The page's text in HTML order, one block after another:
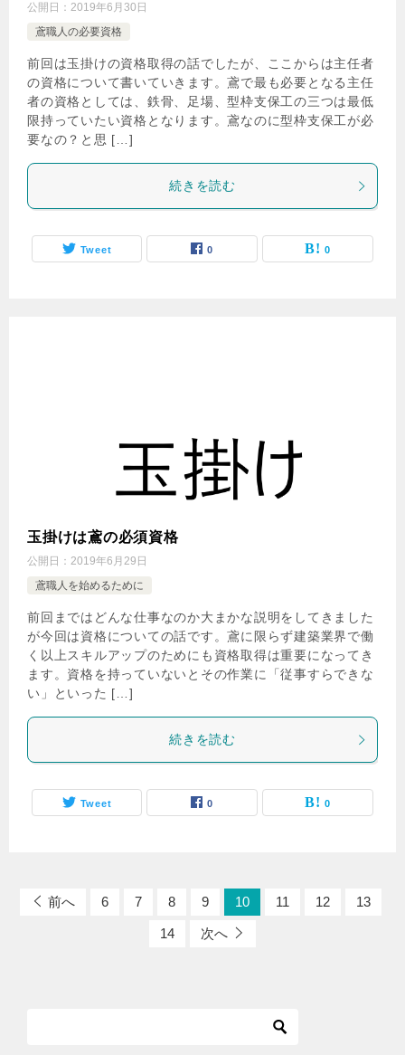
公開日： 2019年6月30日
鳶職人の必要資格
前回は玉掛けの資格取得の話でしたが、ここからは主任者
の資格について書いていきます。鳶で最も必要となる主任
者の資格としては、鉄骨、足場、型枠支保工の三つは最低
限持っていたい資格となります。鳶なのに型枠支保工が必
要なの？と思 […]
続きを読む
Tweet 0 0
玉掛けは鳶の必須資格
公開日： 2019年6月29日
鳶職人を始めるために
前回まではどんな仕事なのか大まかな説明をしてきました
が今回は資格についての話です。鳶に限らず建築業界で働
く以上スキルアップのためにも資格取得は重要になってき
ます。資格を持っていないとその作業に「従事すらできな
い」といった […]
続きを読む
Tweet 0 0
前へ 6 7 8 9 10 11 12 13
14 次へ